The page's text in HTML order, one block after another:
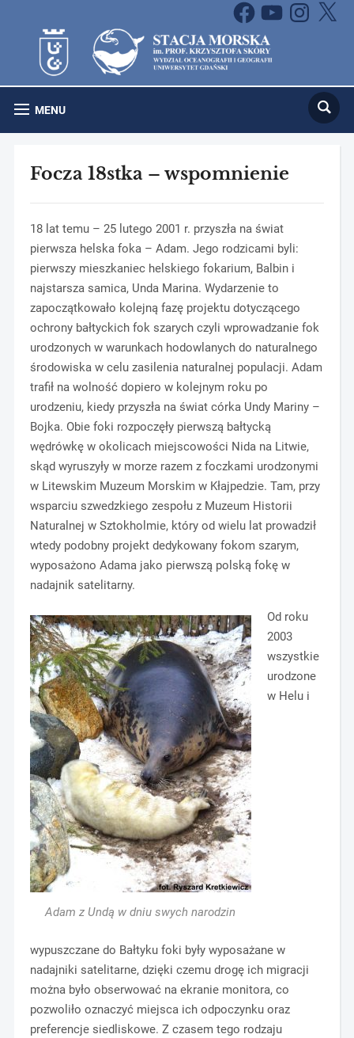
FacebookYouTubeInstagram
X
MENU
Focza 18stka – wspomnienie
18 lat temu – 25 lutego 2001 r. przyszła na świat
pierwsza helska foka – Adam. Jego rodzicami byli:
pierwszy mieszkaniec helskiego fokarium, Balbin i
najstarsza samica, Unda Marina. Wydarzenie to
zapoczątkowało kolejną fazę projektu dotyczącego
ochrony bałtyckich fok szarych czyli wprowadzanie fok
urodzonych w warunkach hodowlanych do naturalnego
środowiska w celu zasilenia naturalnej populacji. Adam
trafił na wolność dopiero w kolejnym roku po
urodzeniu, kiedy przyszła na świat córka Undy Mariny –
Bojka. Obie foki rozpoczęły pierwszą bałtycką
wędrówkę w okolicach miejscowości Nida na Litwie,
skąd wyruszyły w morze razem z foczkami urodzonymi
w Litewskim Muzeum Morskim w Kłajpedzie. Tam, przy
wsparciu szwedzkiego zespołu z Muzeum Historii
Naturalnej w Sztokholmie, który od wielu lat prowadził
wtedy podobny projekt dedykowany fokom szarym,
wyposażono Adama jako pierwszą polską fokę w
nadajnik satelitarny.
Adam z Undą w dniu swych narodzin
Od roku
2003
wszystkie
urodzone
w Helu i
wypuszczane do Bałtyku foki były wyposażane w
nadajniki satelitarne, dzięki czemu drogę ich migracji
można było obserwować na ekranie monitora, co
pozwoliło oznaczyć miejsca ich odpoczynku oraz
preferencje siedliskowe. Z czasem tego rodzaju